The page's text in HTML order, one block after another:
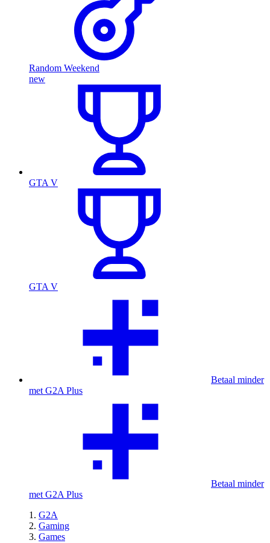
Random Weekend
new
GTA V
GTA V
Betaal minder
met G2A Plus
Betaal minder
met G2A Plus
G2A
Gaming
Games